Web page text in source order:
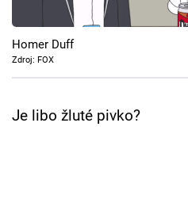
Pořady
TV Program
Homer Duff
Zdroj: FOX
Je libo žluté pivko?